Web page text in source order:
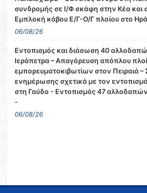
συνδρομής σε Ι/Φ σκάφη στην Κέα και
Εμπλοκή κάβου Ε/Γ-Ο/Γ πλοίου στο
06/08/26
Εντοπισμός και διάσωση 40
Ιεράπετρα – Απαγόρευση απόπλου
εμπορευματοκιβωτίων στον Πειραιά –
ενημέρωσης σχετικά με τον
στη Γαύδο - Εντοπισμός 47
-
06/08/26